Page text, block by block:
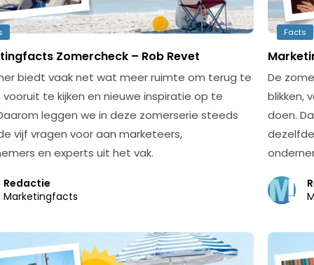
Zomercheck – Rob Revet
biedt vaak net wat meer ruimte om terug te
vooruit te kijken en nieuwe inspiratie op te
leggen we in deze zomerserie steeds
vijf vragen voor aan marketeers,
en experts uit het vak.
Redactie
Marketingfacts
Facts
De
blikken,
doen.